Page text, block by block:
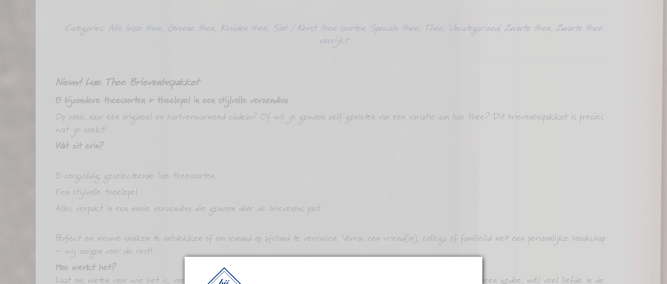
Categories: Alle losse thee, Groene thee, Kruiden thee, Sint / Kerst thee soorten, Speciale thee, Thee, Uncategorized, Zwarte thee, Zwarte thee
verrijkt
Nieuw! Luxe Thee Brievenbuspakket
8 bijzondere theesoorten + theelepel in een stijlvolle verzendbox
Op zoek naar een origineel en hartverwarmend cadeau? Of wil je gewoon zelf genieten van een variatie aan luxe thee? Dit brievenbuspakket is precies
wat je zoekt!
Wat zit erin?
8 zorgvuldig geselecteerde luxe theesoorten
Een stijlvolle theelepel
Alles verpakt in een mooie verzendbox die gewoon door de brievenbus past
Perfect om nieuwe smaken te ontdekken of om iemand op afstand te verrassen. Verras een vriend(in), collega of familielid met een persoonlijke boodschap
– wij zorgen voor de rest!
Hoe werkt het?
Laat ons weten voor wie het is, voeg een lieve of bemoedigende tekst toe, en wij versturen het direct namens jou. Geen gedoe, wél veel liefde in de